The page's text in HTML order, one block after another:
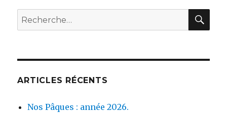
Recherche
pour :
ARTICLES RÉCENTS
Nos Pâques : année 2026.